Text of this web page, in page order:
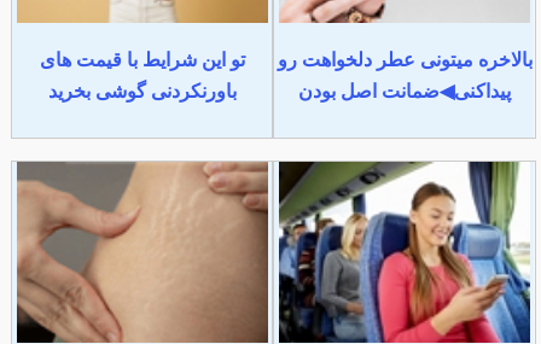
بالاخره میتونی عطر دلخواهت رو
پیداکنی◀ضمانت اصل بودن
تو این شرایط با قیمت های
باورنکردنی گوشی بخرید